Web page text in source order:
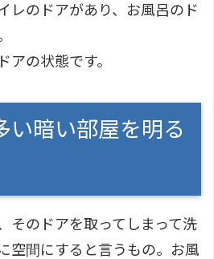
レのドアがあり、お風呂のド
アの状態です。
い暗い部屋を明る
そのドアを取ってしまって洗
空間にすると言うもの。お風